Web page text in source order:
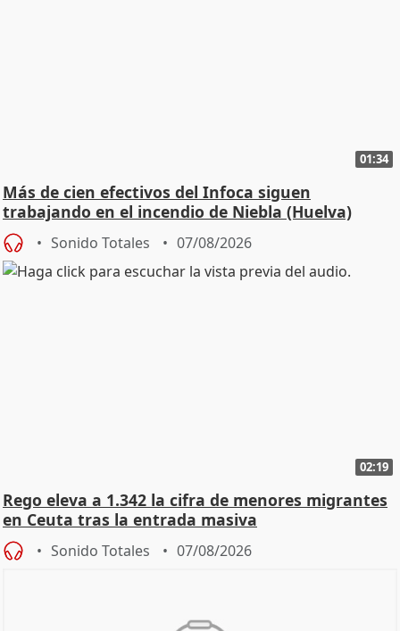
01:34
Más de cien efectivos del Infoca siguen
trabajando en el incendio de Niebla (Huelva)
Sonido Totales 07/08/2026
02:19
Rego eleva a 1.342 la cifra de menores migrantes
en Ceuta tras la entrada masiva
Sonido Totales 07/08/2026